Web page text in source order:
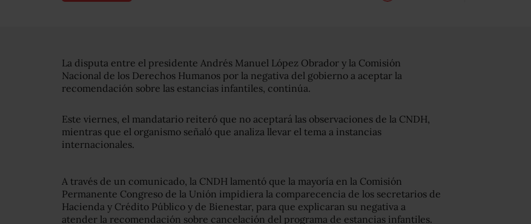
La disputa entre el presidente Andrés Manuel López Obrador y la Comisión
Nacional de los Derechos Humanos por la negativa del gobierno a aceptar la
recomendación sobre las estancias infantiles, continúa.
Este viernes, el mandatario reiteró que no aceptará las observaciones de la CNDH,
mientras que el organismo señaló que analiza llevar el tema a instancias
internacionales.
A través de un comunicado, la CNDH lamentó que la mayoría en la Comisión
Permanente Congreso de la Unión impidiera la comparecencia de los secretarios de
Hacienda y Crédito Público y de Bienestar, para que explicaran su negativa a
atender la recomendación sobre cancelación del programa de estancias infantiles.